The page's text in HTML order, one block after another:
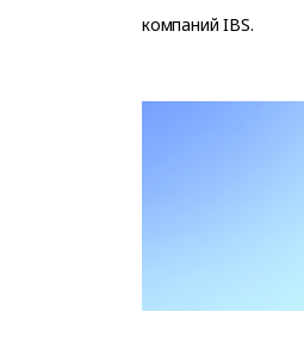
компаний IBS.